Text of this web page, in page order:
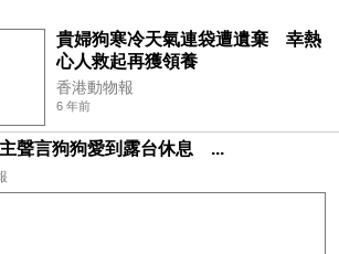
貴婦狗寒冷天氣連袋遭遺棄 幸熱
心人救起再獲領養
香港動物報
6 年前
聲言狗狗愛到露台休息 ...